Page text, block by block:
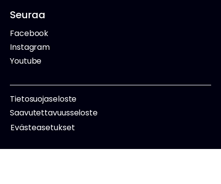
Seuraa
Facebook
Instagram
Youtube
Tietosuojaseloste
Saavutettavuusseloste
Evästeasetukset